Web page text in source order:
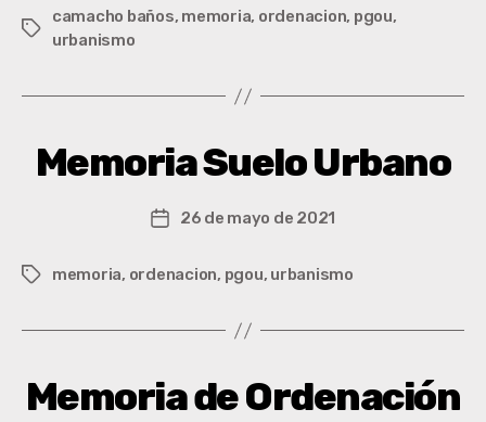
camacho baños, memoria, ordenacion, pgou,
urbanismo
Memoria Suelo Urbano
26 de mayo de 2021
memoria, ordenacion, pgou, urbanismo
Memoria de Ordenación